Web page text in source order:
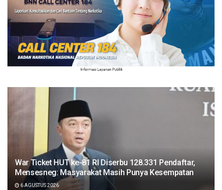
War Ticket HUT ke-81 RI Diserbu 128.331 Pendaftar,
Mensesneg: Masyarakat Masih Punya Kesempatan
6 AGUSTUS 2026